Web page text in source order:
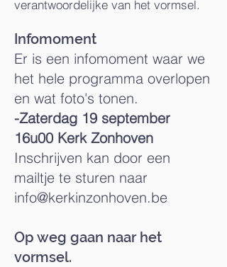
verantwoordelijke van het vormsel.
Infomoment
Er is een infomoment waar we
het hele programma overlopen
en wat foto's tonen.
-Zaterdag 19 september
16u00 Kerk Zonhoven
Inschrijven kan door een
mailtje te sturen naar
info@kerkinzonhoven.be
Op weg gaan naar het
vormsel.